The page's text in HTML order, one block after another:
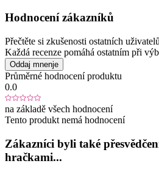
Hodnocení zákazníků
Přečtěte si zkušenosti ostatních
Každá recenze pomáhá ostatním při
Oddaj mnenje
Průměrné hodnocení produktu
0.0
na základě všech hodnocení
Tento produkt nemá hodnocení
Zákazníci byli také
hračkami...